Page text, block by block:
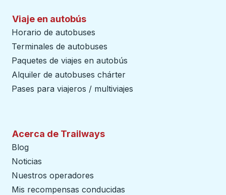
Viaje en autobús
Horario de autobuses
Terminales de autobuses
Paquetes de viajes en autobús
Alquiler de autobuses chárter
Pases para viajeros / multiviajes
Acerca de Trailways
Blog
Noticias
Nuestros operadores
Mis recompensas conducidas